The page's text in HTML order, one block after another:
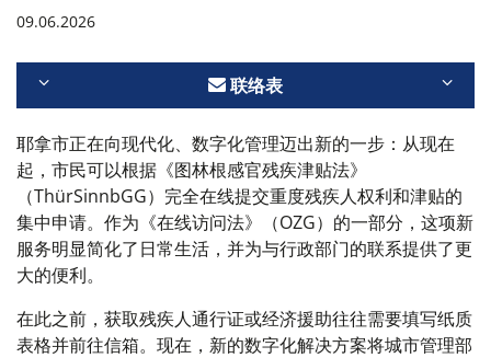
09.06.2026
联络表
耶拿市正在向现代化、数字化管理迈出新的一步：从现在
起，市民可以根据《图林根感官残疾津贴法》
（ThürSinnbGG）完全在线提交重度残疾人权利和津贴的
集中申请。作为《在线访问法》（OZG）的一部分，这项新
服务明显简化了日常生活，并为与行政部门的联系提供了更
大的便利。
在此之前，获取残疾人通行证或经济援助往往需要填写纸质
表格并前往信箱。现在，新的数字化解决方案将城市管理部